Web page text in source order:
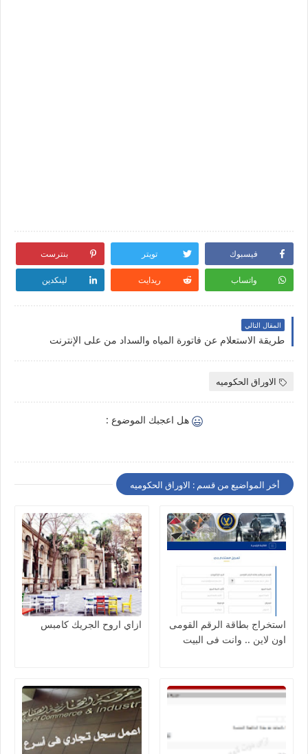
فيسبوك تويتر بنترست
واتساب ريدايت لينكدين
المقال التالي
طريقة الاستعلام عن فاتورة المياه والسداد من على الإنترنت
الاوراق الحكوميه
هل اعجبك الموضوع :
أخر المواضيع من قسم : الاوراق الحكوميه
استخراج بطاقة الرقم القومى
اون لاين .. وانت فى البيت
ازاي اروح الجريك كامبس